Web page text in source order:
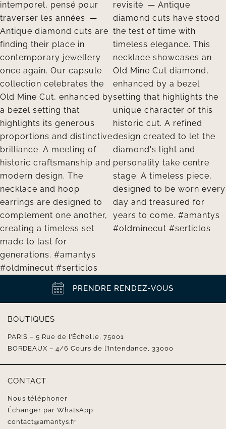
PRENDRE RENDEZ-VOUS
BOUTIQUES
PARIS – 5 Rue de l’Échelle, 75001
BORDEAUX – 4/6 Cours de l’Intendance, 33000
CONTACT
Nous téléphoner
Échanger par WhatsApp
contact@amantys.fr